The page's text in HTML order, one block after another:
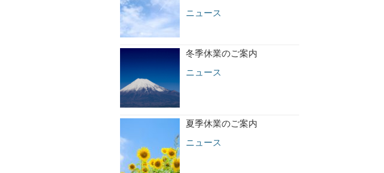
ニュース
冬季休業のご案内
ニュース
夏季休業のご案内
ニュース